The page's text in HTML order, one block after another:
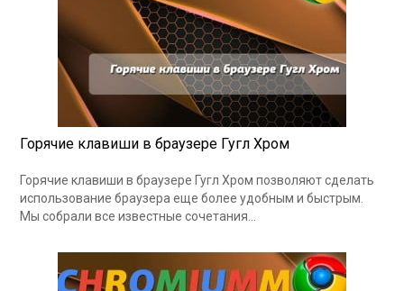
Горячие клавиши в браузере Гугл Хром
Горячие клавиши в браузере Гугл Хром позволяют сделать
использование браузера еще более удобным и быстрым.
Мы собрали все известные сочетания…